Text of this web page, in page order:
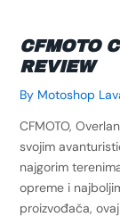
CFMOTO
REVIEW
By Motoshop
CFMOTO,
svojim
najgorim
opreme i
proizvođača,